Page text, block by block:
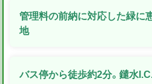
管理料の前納に対応した緑に
地
バス停から徒歩約2分。鑓水